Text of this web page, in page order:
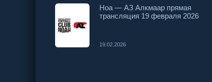
Ноа — АЗ Алкмаар прямая
трансляция 19 февраля 2026
19.02.2026